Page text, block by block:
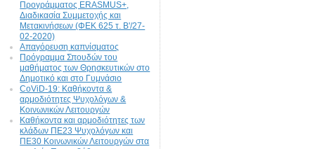
Προγράμματος ERASMUS+,
Διαδικασία Συμμετοχής και
Μετακινήσεων (ΦΕΚ 625 τ. Β'/27-
02-2020)
Απαγόρευση καπνίσματος
Πρόγραμμα Σπουδών του
μαθήματος των Θρησκευτικών στο
Δημοτικό και στο Γυμνάσιο
CoViD-19: Kαθήκοντα &
αρμοδιότητες Ψυχολόγων &
Κοινωνικών Λειτουργών
Καθήκοντα και αρμοδιότητες των
κλάδων ΠΕ23 Ψυχολόγων και
ΠΕ30 Κοινωνικών Λειτουργών στα